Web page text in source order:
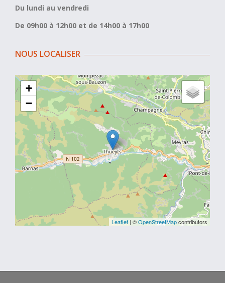
Du lundi au vendredi
De 09h00 à 12h00 et de 14h00 à 17h00
NOUS LOCALISER
+
−
Leaflet | ©OpenStreetMapcontributors